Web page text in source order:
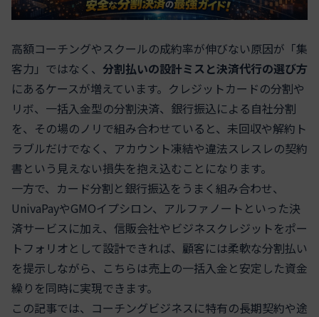
高額コーチングやスクールの成約率が伸びない原因が「集
客力」ではなく、 分割払いの設計ミスと決済代行の選び方
にあるケースが増えています。クレジットカードの分割や
リボ、一括入金型の分割決済、銀行振込による自社分割
を、その場のノリで組み合わせていると、未回収や解約ト
ラブルだけでなく、アカウント凍結や違法スレスレの契約
書という見えない損失を抱え込むことになります。
一方で、カード分割と銀行振込をうまく組み合わせ、
UnivaPayやGMOイプシロン、アルファノートといった決
済サービスに加え、信販会社やビジネスクレジットをポー
トフォリオとして設計できれば、顧客には柔軟な分割払い
を提示しながら、こちらは売上の一括入金と安定した資金
繰りを同時に実現できます。
この記事では、コーチングビジネスに特有の長期契約や途